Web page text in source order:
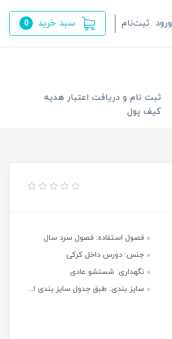
ورود ثبت‌نام سبد خرید 0
ثبت نام و دریافت اعتبار هدیه
کیف پول
فصول استفاده: فصول سرد سال
جنس: دورس داخل کرکی
نگهداری: شستشو عادی
سایز بندی: طبق جدول سایز بندی ا...